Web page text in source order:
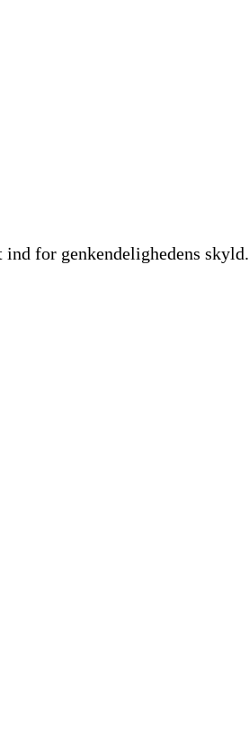
for genkendelighedens skyld.